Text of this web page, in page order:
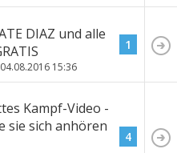
DIAZ und alle
04.08.2016 15:36
1
Kampf-Video -
sie sich anhören
4